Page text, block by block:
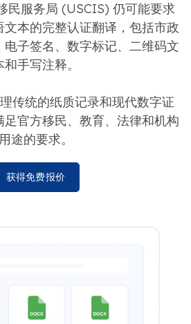
民服务局 (USCIS) 仍可能要求
本的完整认证翻译，包括市政
子签名、数字标记、二维码文
和手写注释。
传统的纸质记录和现代数字证
官方移民、教育、法律和机构
用途的要求。
获得免费报价